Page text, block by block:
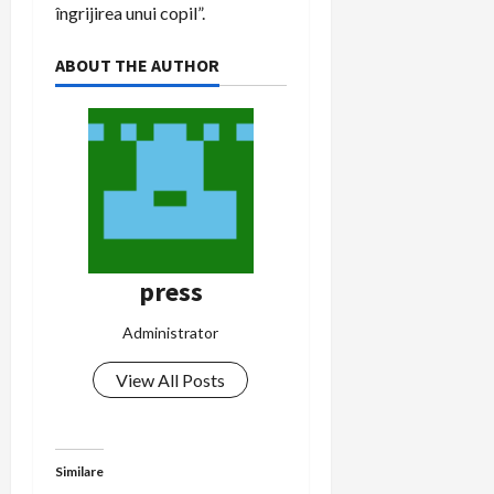
îngrijirea unui copil”.
ABOUT THE AUTHOR
press
Administrator
View All Posts
Similare